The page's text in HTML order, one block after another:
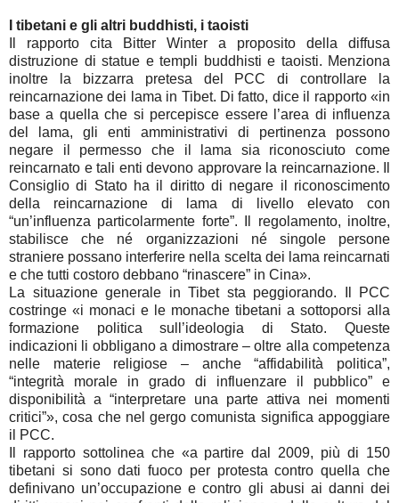
I tibetani e gli altri buddhisti, i taoisti
Il rapporto cita Bitter Winter a proposito della diffusa
distruzione di statue e templi buddhisti e taoisti. Menziona
inoltre la bizzarra pretesa del PCC di controllare la
reincarnazione dei lama in Tibet. Di fatto, dice il rapporto «in
base a quella che si percepisce essere l’area di influenza
del lama, gli enti amministrativi di pertinenza possono
negare il permesso che il lama sia riconosciuto come
reincarnato e tali enti devono approvare la reincarnazione. Il
Consiglio di Stato ha il diritto di negare il riconoscimento
della reincarnazione di lama di livello elevato con
“un’influenza particolarmente forte”. Il regolamento, inoltre,
stabilisce che né organizzazioni né singole persone
straniere possano interferire nella scelta dei lama reincarnati
e che tutti costoro debbano “rinascere” in Cina».
La situazione generale in Tibet sta peggiorando. Il PCC
costringe «i monaci e le monache tibetani a sottoporsi alla
formazione politica sull’ideologia di Stato. Queste
indicazioni li obbligano a dimostrare – oltre alla competenza
nelle materie religiose – anche “affidabilità politica”,
“integrità morale in grado di influenzare il pubblico” e
disponibilità a “interpretare una parte attiva nei momenti
critici”», cosa che nel gergo comunista significa appoggiare
il PCC.
Il rapporto sottolinea che «a partire dal 2009, più di 150
tibetani si sono dati fuoco per protesta contro quella che
definivano un’occupazione e contro gli abusi ai danni dei